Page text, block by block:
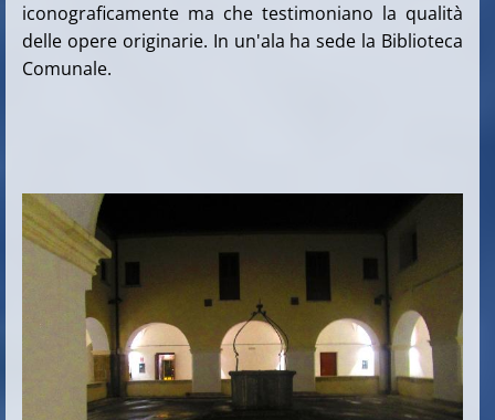
iconograficamente ma che testimoniano la qualità
delle opere originarie. In un'ala ha sede la Biblioteca
Comunale.